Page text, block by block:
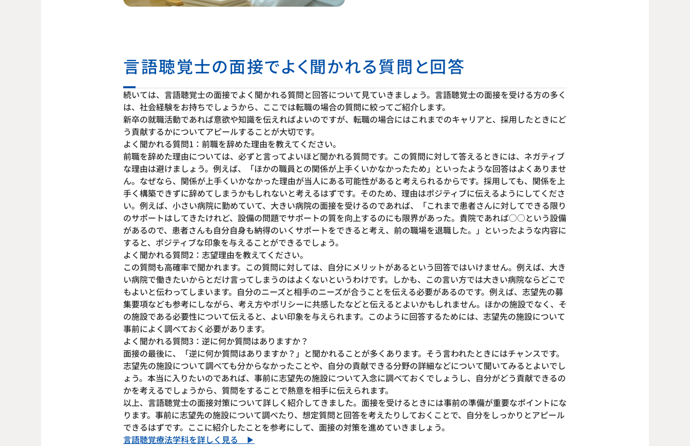
言語聴覚士の面接でよく聞かれる質問と回答
続いては、言語聴覚士の面接でよく聞かれる質問と回答について見ていきましょう。言語聴覚士の面接を受ける方の多く
は、社会経験をお持ちでしょうから、ここでは転職の場合の質問に絞ってご紹介します。
新卒の就職活動であれば意欲や知識を伝えればよいのですが、転職の場合にはこれまでのキャリアと、採用したときにど
う貢献するかについてアピールすることが大切です。
よく聞かれる質問1：前職を辞めた理由を教えてください。
前職を辞めた理由については、必ずと言ってよいほど聞かれる質問です。この質問に対して答えるときには、ネガティブ
な理由は避けましょう。例えば、「ほかの職員との関係が上手くいかなかったため」といったような回答はよくありませ
ん。なぜなら、関係が上手くいかなかった理由が当人にある可能性があると考えられるからです。採用しても、関係を上
手く構築できずに辞めてしまうかもしれないと考えるはずです。そのため、理由はポジティブに伝えるようにしてくださ
い。例えば、小さい病院に勤めていて、大きい病院の面接を受けるのであれば、「これまで患者さんに対してできる限り
のサポートはしてきたけれど、設備の問題でサポートの質を向上するのにも限界があった。貴院であれば○○という設備
があるので、患者さんも自分自身も納得のいくサポートをできると考え、前の職場を退職した。」といったような内容に
すると、ポジティブな印象を与えることができるでしょう。
よく聞かれる質問2：志望理由を教えてください。
この質問も高確率で聞かれます。この質問に対しては、自分にメリットがあるという回答ではいけません。例えば、大き
い病院で働きたいからとだけ言ってしまうのはよくないというわけです。しかも、この言い方では大きい病院ならどこで
もよいと伝わってしまいます。自分のニーズと相手のニーズが合うことを伝える必要があるのです。例えば、志望先の募
集要項なども参考にしながら、考え方やポリシーに共感したなどと伝えるとよいかもしれません。ほかの施設でなく、そ
の施設である必要性について伝えると、よい印象を与えられます。このように回答するためには、志望先の施設について
事前によく調べておく必要があります。
よく聞かれる質問3：逆に何か質問はありますか？
面接の最後に、「逆に何か質問はありますか？」と聞かれることが多くあります。そう言われたときにはチャンスです。
志望先の施設について調べても分からなかったことや、自分の貢献できる分野の詳細などについて聞いてみるとよいでし
ょう。本当に入りたいのであれば、事前に志望先の施設について入念に調べておくでしょうし、自分がどう貢献できるの
かを考えるでしょうから、質問をすることで熱意を相手に伝えられます。
以上、言語聴覚士の面接対策について詳しく紹介してきました。面接を受けるときには事前の準備が重要なポイントにな
ります。事前に志望先の施設について調べたり、想定質問と回答を考えたりしておくことで、自分をしっかりとアピール
できるはずです。ここに紹介したことを参考にして、面接の対策を進めていきましょう。
言語聴覚療法学科を詳しく見る ▶